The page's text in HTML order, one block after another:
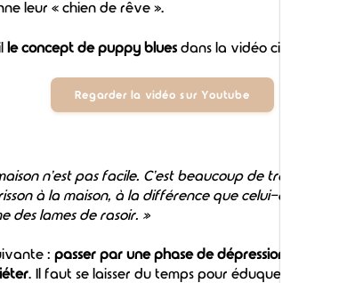
leur « chien de rêve ».
le concept de puppy bluesdans la vidéo ci-dessous :
Regarder la vidéo sur Youtube
n'est pas facile. C'est beaucoup de travail et
à la maison, à la différence que celui-ci est poilu
des lames de rasoir. »
: passer par une phase de dépression
. Il faut se laisser du temps pour éduquer son